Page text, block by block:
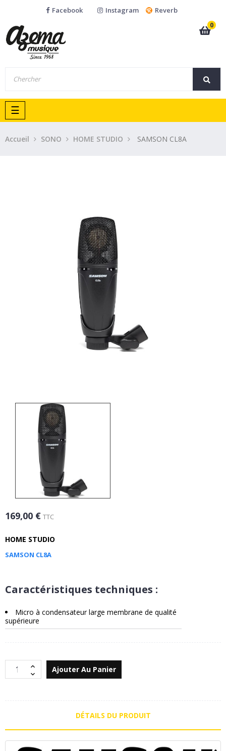
Facebook Instagram
Reverb
0
Basculer
la
navigation
☰
Accueil SONO HOME STUDIO SAMSON CL8A
169,00 € TTC
HOME STUDIO
SAMSON CL8A
Caractéristiques techniques :
Micro à condensateur large membrane de qualité
supérieure
Ajouter Au Panier
DÉTAILS DU PRODUIT